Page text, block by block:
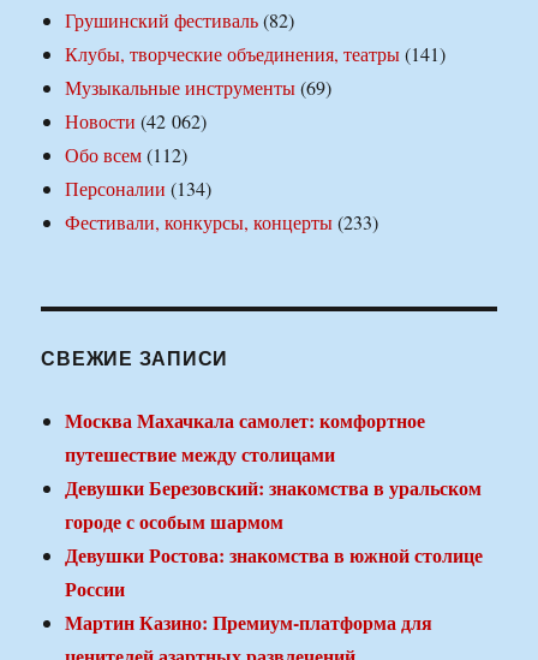
Грушинский фестиваль(82)
Клубы, творческие объединения, театры(141)
Музыкальные инструменты(69)
Новости (42 062)
Обо всем(112)
Персоналии (134)
Фестивали, конкурсы, концерты(233)
СВЕЖИЕ ЗАПИСИ
Москва Махачкала самолет: комфортное
путешествие между столицами
Девушки Березовский: знакомства в уральском
городе с особым шармом
Девушки Ростова: знакомства в южной столице
России
Мартин Казино: Премиум-платформа для